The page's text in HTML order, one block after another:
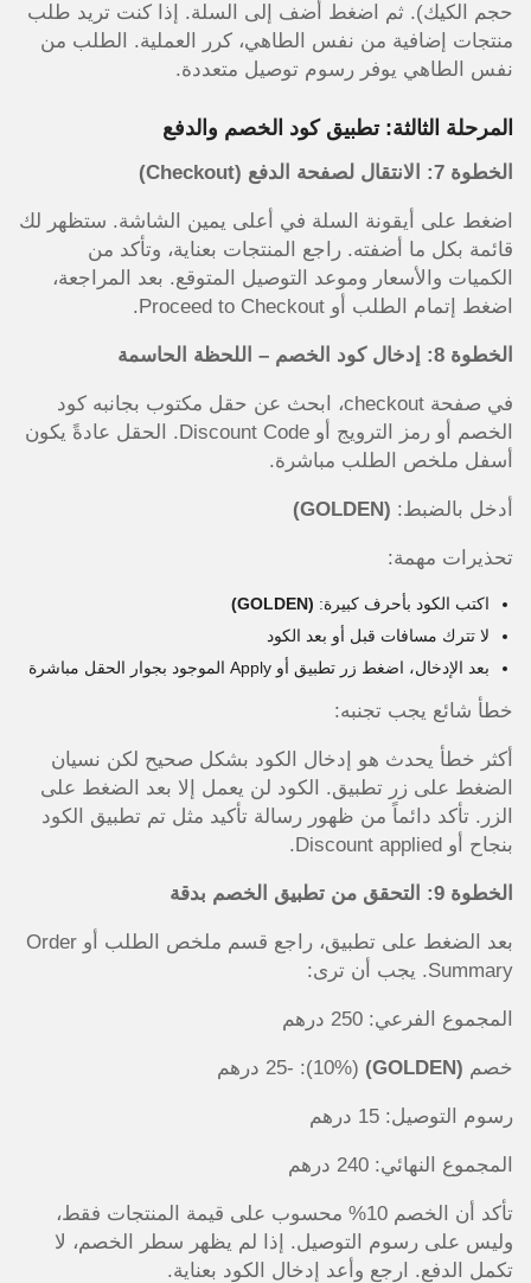
حجم الكيك). ثم اضغط أضف إلى السلة. إذا كنت تريد طلب
منتجات إضافية من نفس الطاهي، كرر العملية. الطلب من
نفس الطاهي يوفر رسوم توصيل متعددة.
المرحلة الثالثة: تطبيق كود الخصم والدفع
الخطوة 7: الانتقال لصفحة الدفع (Checkout)
اضغط على أيقونة السلة في أعلى يمين الشاشة. ستظهر لك
قائمة بكل ما أضفته. راجع المنتجات بعناية، وتأكد من
الكميات والأسعار وموعد التوصيل المتوقع. بعد المراجعة،
اضغط إتمام الطلب أو Proceed to Checkout.
الخطوة 8: إدخال كود الخصم – اللحظة الحاسمة
في صفحة checkout، ابحث عن حقل مكتوب بجانبه كود
الخصم أو رمز الترويج أو Discount Code. الحقل عادةً يكون
أسفل ملخص الطلب مباشرة.
أدخل بالضبط: (GOLDEN)
تحذيرات مهمة:
اكتب الكود بأحرف كبيرة: (GOLDEN)
لا تترك مسافات قبل أو بعد الكود
بعد الإدخال، اضغط زر تطبيق أو Apply الموجود بجوار الحقل مباشرة
خطأ شائع يجب تجنبه:
أكثر خطأ يحدث هو إدخال الكود بشكل صحيح لكن نسيان
الضغط على زر تطبيق. الكود لن يعمل إلا بعد الضغط على
الزر. تأكد دائماً من ظهور رسالة تأكيد مثل تم تطبيق الكود
بنجاح أو Discount applied.
الخطوة 9: التحقق من تطبيق الخصم بدقة
بعد الضغط على تطبيق، راجع قسم ملخص الطلب أو Order
Summary. يجب أن ترى:
المجموع الفرعي: 250 درهم
خصم (GOLDEN) (10%): -25 درهم
رسوم التوصيل: 15 درهم
المجموع النهائي: 240 درهم
تأكد أن الخصم 10% محسوب على قيمة المنتجات فقط،
وليس على رسوم التوصيل. إذا لم يظهر سطر الخصم، لا
تكمل الدفع. ارجع وأعد إدخال الكود بعناية.